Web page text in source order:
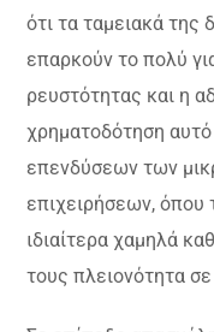
ότι τα ταμειακά της
επαρκούν το πολύ
ρευστότητας και η
χρηματοδότηση
επενδύσεων των
επιχειρήσεων, όπου
ιδιαίτερα χαμηλά
τους πλειονότητα